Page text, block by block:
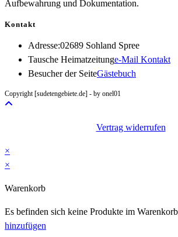
Aufbewahrung und Dokumentation.
Kontakt
Adresse:02689 Sohland Spree
Tausche Heimatzeitunge-Mail Kontakt
Besucher der SeiteGästebuch
Copyright [sudetengebiete.de] - by onel01
Vertrag widerrufen
×
×
Warenkorb
Es befinden sich keine Produkte im
hinzufügen